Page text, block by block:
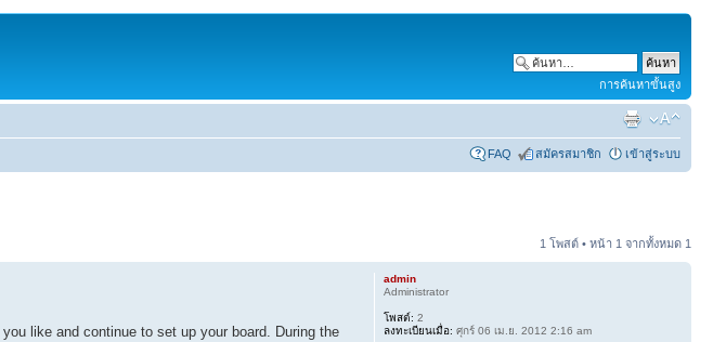
การค้นหาขั้นสูง
FAQ สมัครสมาชิก เข้าสู่ระบบ
1 โพสต์ • หน้า 1 จากทั้งหมด 1
like and continue to set up your board. During the
admin
Administrator
โพสต์: 2
ลงทะเบียนเมื่อ: ศุกร์ 06 เม.ย. 2012 2:16 am